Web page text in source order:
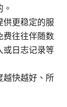
供更稳定的服
费往往伴随数
或日志记录等
越快越好、所